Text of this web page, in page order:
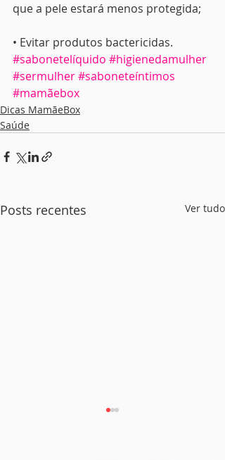
que a pele estará menos protegida;
• Evitar produtos bactericidas.
#sabonetelíquido #higienedamulher
#sermulher#saboneteíntimos
#mamãebox
Dicas MamãeBox
Saúde
Posts recentes Ver tudo